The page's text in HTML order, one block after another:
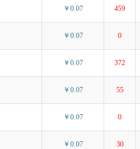
￥0.07 459
￥0.07 0
￥0.07 372
￥0.07 55
￥0.07 0
￥0.07 30